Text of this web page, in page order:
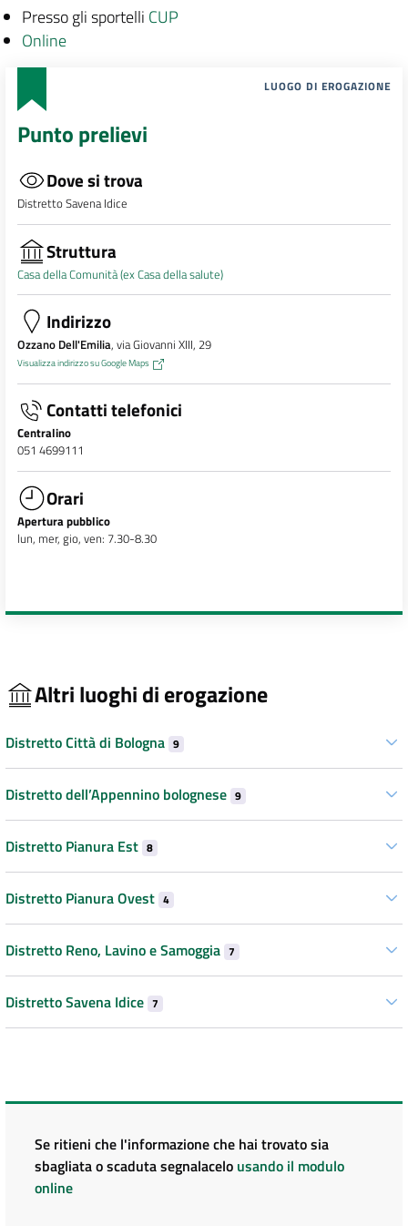
Presso gli sportelli CUP
Online
LUOGO DI EROGAZIONE
Punto prelievi
Dove si trova
Distretto Savena Idice
Struttura
Casa della Comunità (ex Casa della salute)
Indirizzo
Ozzano Dell'Emilia, via Giovanni XIII, 29
Visualizza indirizzo su Google Maps
Contatti telefonici
Centralino
051 4699111
Orari
Apertura pubblico
lun, mer, gio, ven: 7.30-8.30
Altri luoghi di erogazione
Distretto Città di Bologna 9
Distretto dell’Appennino bolognese 9
Distretto Pianura Est 8
Distretto Pianura Ovest 4
Distretto Reno, Lavino e Samoggia 7
Distretto Savena Idice 7
Se ritieni che l'informazione che hai trovato sia
sbagliata o scaduta segnalacelo usando il modulo
online